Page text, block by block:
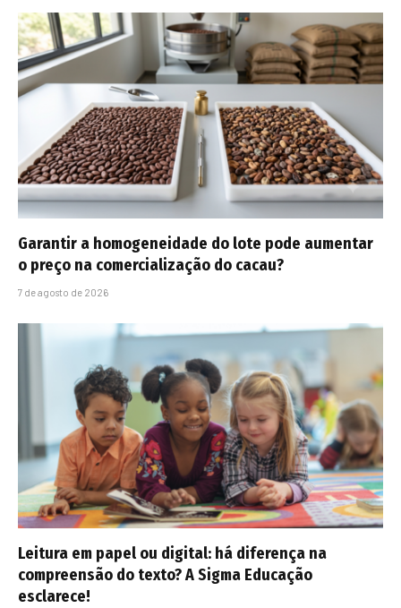
Garantir a homogeneidade do lote pode aumentar
o preço na comercialização do cacau?
7 de agosto de 2026
Leitura em papel ou digital: há diferença na
compreensão do texto? A Sigma Educação
esclarece!